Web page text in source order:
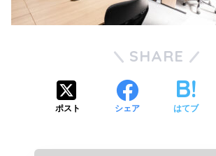
SHARE
ポスト シェア はてブ